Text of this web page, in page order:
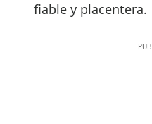
fiable y placentera.